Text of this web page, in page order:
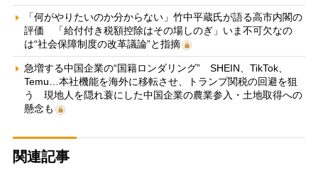
「何がやりたいのか分からない」竹中平蔵氏が語る高市内閣の
評価 「給付付き税額控除はその場しのぎ」いま不可欠なの
は“社会保障制度の改革議論”と指摘
急増する中国企業の“国籍ロンダリング” SHEIN、TikTok、
Temu…本社機能を海外に移転させ、トランプ関税の回避を狙
う 現地人を隠れ蓑にした中国企業の農業参入・土地取得への
懸念も
関連記事